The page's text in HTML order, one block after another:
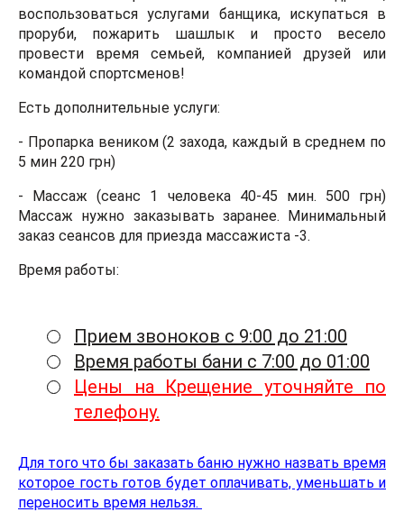
воспользоваться услугами банщика, искупаться в
проруби, пожарить шашлык и просто весело
провести время семьей, компанией друзей или
командой спортсменов!
Есть дополнительные услуги:
- Пропарка веником (2 захода, каждый в среднем по
5 мин 220 грн)
- Массаж (сеанс 1 человека 40-45 мин. 500 грн)
Массаж нужно заказывать заранее. Минимальный
заказ сеансов для приезда массажиста -3.
Время работы:
Прием звоноков с 9:00 до 21:00
Время работы бани с 7:00 до 01:00
Цены на Крещение уточняйте по
телефону.
Для того что бы заказать баню нужно назвать время
которое гость готов будет оплачивать, уменьшать и
переносить время нельзя.